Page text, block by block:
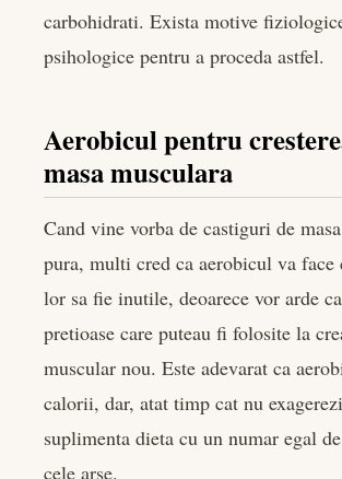
carbohidrati. Exista motive
psihologice pentru a proceda astfel.
Aerobicul pentru
masa musculara
Cand vine vorba de castiguri de
pura, multi cred ca aerobicul va face
lor sa fie inutile, deoarece vor arde
pretioase care puteau fi folosite la
muscular nou. Este adevarat ca
calorii, dar, atat timp cat nu
suplimenta dieta cu un numar egal
cele arse.